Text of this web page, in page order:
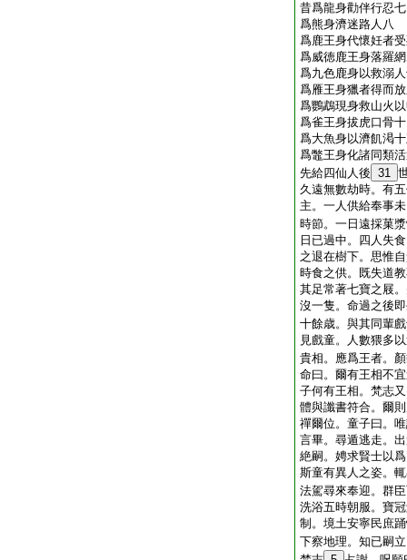
昔爲龍身勸伴行忍七
爲熊身濟迷路人八
爲鹿王身代懷妊者
爲威徳鹿王身落羅
爲九色鹿身以救溺
爲雁王身獵者得而
爲鸚鵡現身救山火
爲雀王身拔虎口骨
爲大魚身以濟飢渇
爲鼈王身化諸同類
先給四仙人後 31
久遠無數劫時。有
主。一人供給奉事
時節。一日遠採菓
日已過中。四人失
之退在樹下。思惟
時食之供。既失道
其足常著七寶之屐
沒一隻。命過之後
十餘歳。與其同輩
見戲童。人數猥多
貴相。應爲王者。
命曰。爾有王相不
子何有王相。梵志
體與讖書符合。爾
禪爾位。童子曰。
言畢。尋遁逃走。
絶嗣。娉求賢士以
斯童有異人之姿。
法駕尋來奉迎。群
洗浴五時朝服。寶
制。境土安寧民庶
下察地理。知已嗣